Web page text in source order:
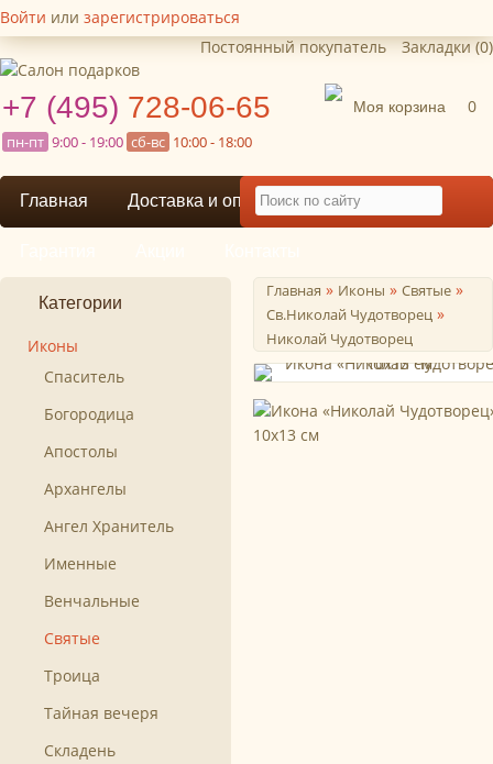
Войти или зарегистрироваться
Постоянный покупатель
Закладки (0)
+7 (495) 728-06-65
пн-пт 9:00 - 19:00 сб-вс 10:00 - 18:00
Моя корзина 0
Главная Доставка и оплата
Категории
Иконы
Спаситель
Богородица
Апостолы
Архангелы
Ангел Хранитель
Именные
Венчальные
Святые
Троица
Тайная вечеря
Складень
Главная » Иконы » Святые »
Св.Николай Чудотворец »
Николай Чудотворец